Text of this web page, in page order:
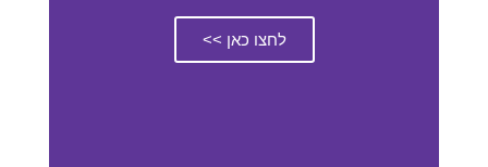
לחצו כאן >>